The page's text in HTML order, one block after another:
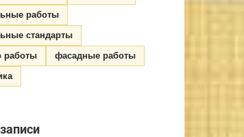
работы
стандарты
работы
фасадные работы